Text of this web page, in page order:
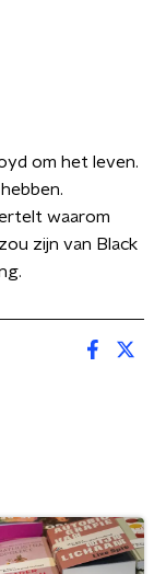
om het leven.
waarom
zijn van Black